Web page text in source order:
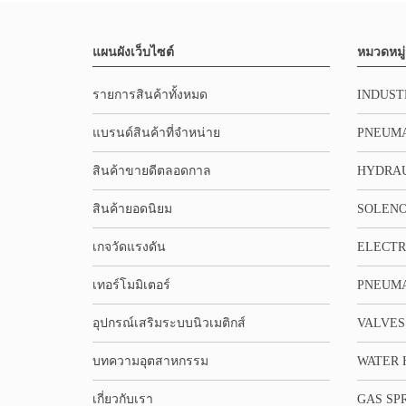
แผนผังเว็บไซต์
รายการสินค้าทั้งหมด
แบรนด์สินค้าที่จำหน่าย
สินค้าขายดีตลอดกาล
สินค้ายอดนิยม
เกจวัดแรงดัน
เทอร์โมมิเตอร์
อุปกรณ์เสริมระบบนิวเมติกส์
บทความอุตสาหกรรม
เกี่ยวกับเรา
หมวดห
WATER
GAS